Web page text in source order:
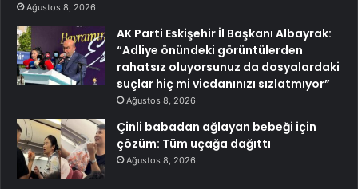
Ağustos 8, 2026
AK Parti Eskişehir İl Başkanı Albayrak:
“Adliye önündeki görüntülerden
rahatsız oluyorsunuz da dosyalardaki
suçlar hiç mi vicdanınızı sızlatmıyor”
Ağustos 8, 2026
Çinli babadan ağlayan bebeği için
çözüm: Tüm uçağa dağıttı
Ağustos 8, 2026